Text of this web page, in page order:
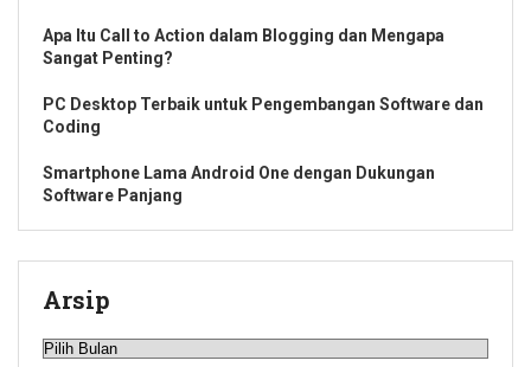
Apa Itu Call to Action dalam Blogging dan Mengapa
Sangat Penting?
PC Desktop Terbaik untuk Pengembangan Software dan
Coding
Smartphone Lama Android One dengan Dukungan
Software Panjang
Arsip
Arsip